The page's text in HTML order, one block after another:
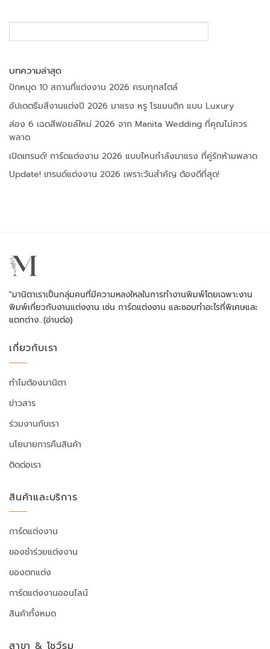
บทความล่าสุด
ปักหมุด 10 สถานที่แต่งงาน 2026 ครบทุกสไตล์
อัปเดตธีมสีงานแต่งปี 2026 มาแรง หรู โรแมนติก แบบ Luxury
ส่อง 6 เฉดสีฟอยล์ใหม่ 2026 จาก Manita Wedding ที่คุณไม่ควร
พลาด
เปิดเทรนด์! การ์ดแต่งงาน 2026 แบบไหนกำลังมาแรง ที่คู่รักห้ามพลาด
Update! เทรนด์แต่งงาน 2026 เพราะวันสำคัญ ต้องดีที่สุด!
"มานิตาเราเป็นกลุ่มคนที่มีความหลงใหลในการทำงานพิมพ์โดยเฉพาะงาน
พิมพ์เกี่ยวกับงานแต่งงาน เช่น การ์ดแต่งงาน และชอบทำอะไรที่พิเศษและ
แตกต่าง…(อ่านต่อ)
เกี่ยวกับเรา
ทำไมต้องมานิตา
ข่าวสาร
ร่วมงานกับเรา
นโยบายการคืนสินค้า
ติดต่อเรา
สินค้าและบริการ
การ์ดแต่งงาน
ของชำร่วยแต่งงาน
ของตกแต่ง
การ์ดแต่งงานออนไลน์
สินค้าทั้งหมด
สาขา & โชว์รูม